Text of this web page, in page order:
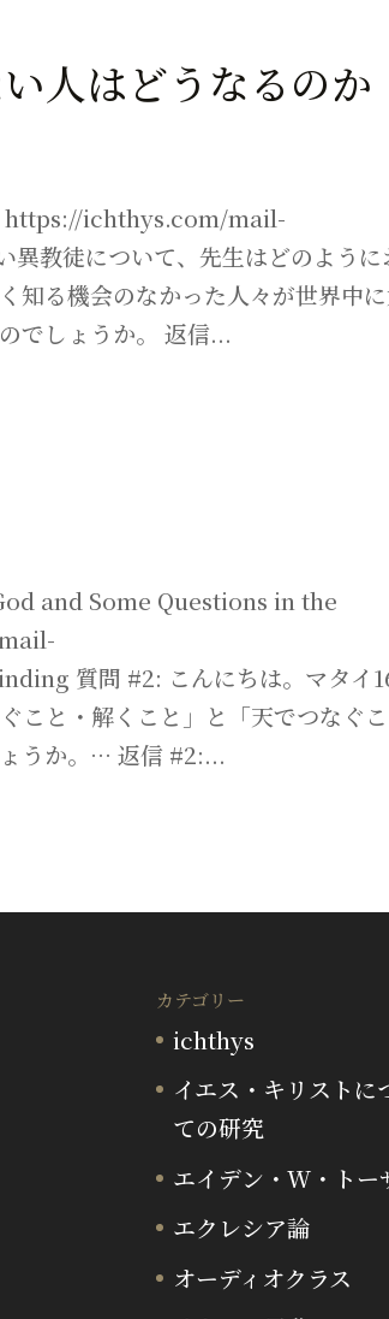
人はどうなるのか
https://ichthys.com/mail-
教徒について、先生はどのように
知る機会のなかった人々が世界中
でしょうか。 返信...
and Some Questions in the
質問 #2: こんにちは。マタイ
こと・解くこと」と「天でつなぐこ
うか。… 返信 #2:...
カテゴリー
ichthys
イエス・キリストに
ての研究
エイデン・W・トー
エクレシア論
オーディオクラス